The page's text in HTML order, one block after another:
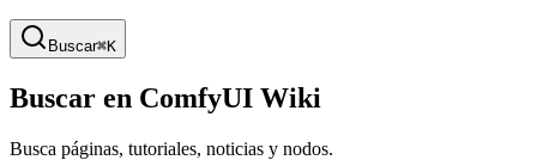
Buscar⌘K
Buscar en ComfyUI Wiki
Busca páginas, tutoriales, noticias y nodos.